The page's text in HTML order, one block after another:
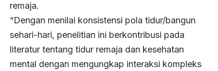
remaja.
“Dengan menilai konsistensi pola tidur/bangun
sehari-hari, penelitian ini berkontribusi pada
literatur tentang tidur remaja dan kesehatan
mental dengan mengungkap interaksi kompleks